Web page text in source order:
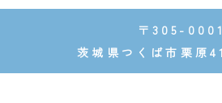
〒305-0001
茨城県つくば市栗原